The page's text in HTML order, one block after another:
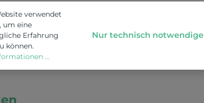
Nachhaltigkeit / Umweltschutz / KI
verwendet
um eine
Erfahrung
können.
...
Nur technisch notwendige